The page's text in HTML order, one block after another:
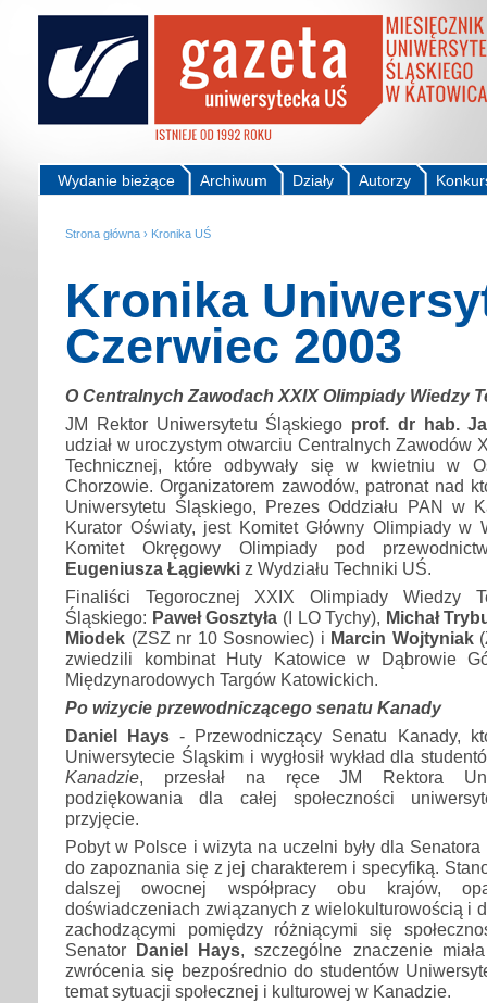
Autorzy
Działy
Archiwum
Wydanie bieżące
Strona główna › Kronika UŚ
Kronika
Czerwiec 2003
O Centralnych Zawodach XXIX Olimpiady Wiedzy
JM Rektor Uniwersytetu Śląskiego prof. dr hab.
udział w uroczystym otwarciu Centralnych Zawodów
Technicznej, które odbywały się w kwietniu w
Chorzowie. Organizatorem zawodów, patronat nad
Uniwersytetu Śląskiego, Prezes Oddziału PAN w
Kurator Oświaty, jest Komitet Główny Olimpiady w
Komitet Okręgowy Olimpiady pod
Eugeniusza Łągiewki z Wydziału Techniki UŚ.
Finaliści Tegorocznej XXIX Olimpiady Wiedzy
Śląskiego: Paweł Gosztyła (I LO Tychy), Michał
Miodek (ZSZ nr 10 Sosnowiec) i Marcin Wojtyniak
zwiedzili kombinat Huty Katowice w Dąbrowie
Międzynarodowych Targów Katowickich.
Po wizycie przewodniczącego senatu Kanady
Daniel Hays - Przewodniczący Senatu Kanady,
Uniwersytecie Śląskim i wygłosił wykład dla
Kanadzie, przesłał na ręce JM Rektora
podziękowania dla całej społeczności
przyjęcie.
Pobyt w Polsce i wizyta na uczelni były dla Senatora
do zapoznania się z jej charakterem i specyfiką.
dalszej owocnej współpracy obu krajów,
doświadczeniach związanych z wielokulturowością i
zachodzącymi pomiędzy różniącymi się
Senator
Daniel Hays, szczególne znaczenie
zwrócenia się bezpośrednio do studentów
temat sytuacji społecznej i kulturowej w Kanadzie.